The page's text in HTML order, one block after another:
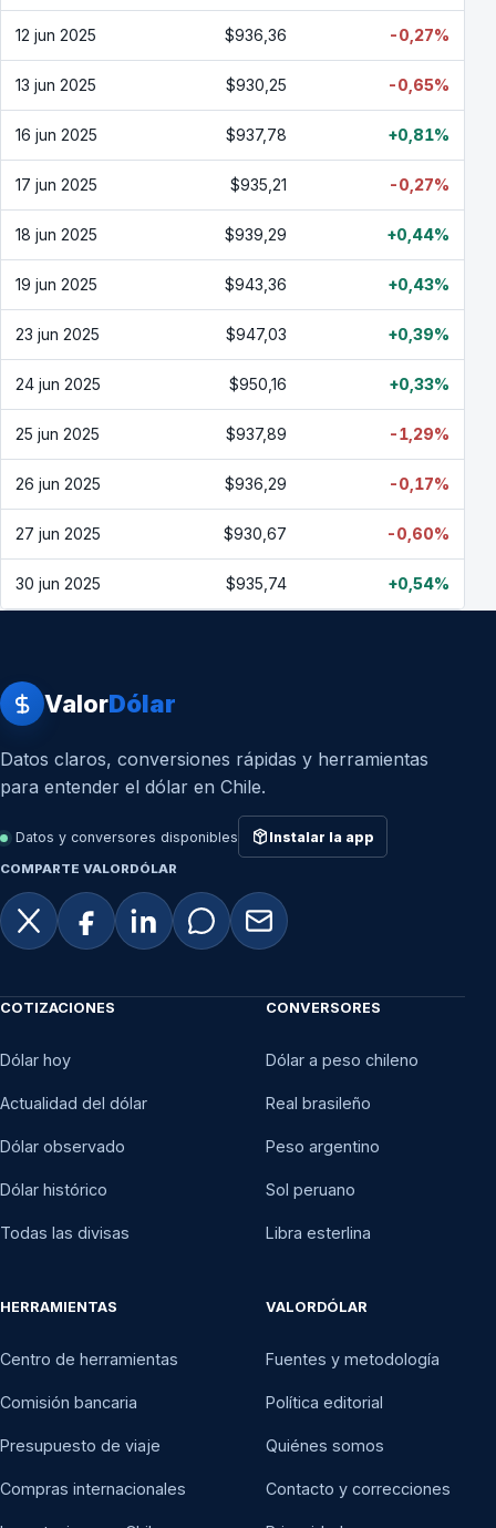
12 jun 2025 $936,36 -0,27%
13 jun 2025 $930,25 -0,65%
16 jun 2025 $937,78 +0,81%
17 jun 2025 $935,21 -0,27%
18 jun 2025 $939,29 +0,44%
19 jun 2025 $943,36 +0,43%
23 jun 2025 $947,03 +0,39%
24 jun 2025 $950,16 +0,33%
25 jun 2025 $937,89 -1,29%
26 jun 2025 $936,29 -0,17%
27 jun 2025 $930,67 -0,60%
30 jun 2025 $935,74 +0,54%
ValorDólar
Datos claros, conversiones rápidas y herramientas
para entender el dólar en Chile.
Datos y conversores disponibles Instalar la app
COMPARTE VALORDÓLAR
COTIZACIONES
Dólar hoy
Actualidad del dólar
Dólar observado
Dólar histórico
Todas las divisas
CONVERSORES
Dólar a peso chileno
Real brasileño
Peso argentino
Sol peruano
Libra esterlina
HERRAMIENTAS
Centro de herramientas
Comisión bancaria
Presupuesto de viaje
Compras internacionales
VALORDÓLAR
Fuentes y metodología
Política editorial
Quiénes somos
Contacto y correcciones